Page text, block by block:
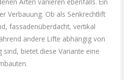
Arten variieren ebenfalls. Ein
Verbauung. Ob als Senkrechtlift
fassadenüberdacht, vertikal
andere Lifte abhängig von
bietet diese Variante eine